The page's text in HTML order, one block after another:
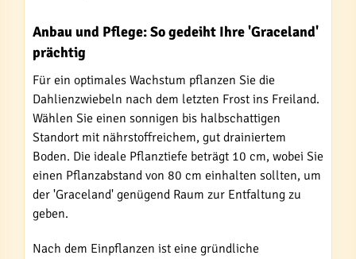
Anbau und Pflege: So gedeiht Ihre 'Graceland'
prächtig
Für ein optimales Wachstum pflanzen Sie die
Dahlienzwiebeln nach dem letzten Frost ins Freiland.
Wählen Sie einen sonnigen bis halbschattigen
Standort mit nährstoffreichem, gut drainiertem
Boden. Die ideale Pflanztiefe beträgt 10 cm, wobei Sie
einen Pflanzabstand von 80 cm einhalten sollten, um
der 'Graceland' genügend Raum zur Entfaltung zu
geben.
Nach dem Einpflanzen ist eine gründliche